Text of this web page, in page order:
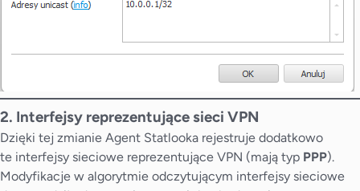
2. Interfejsy reprezentujące sieci VPN
Dzięki tej zmianie Agent Statlooka rejestruje dodatkowo
te interfejsy sieciowe reprezentujące VPN (mają typ PPP).
Modyfikacje w algorytmie odczytującym interfejsy sieciowe